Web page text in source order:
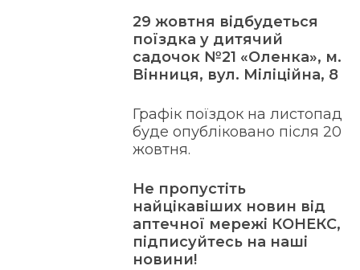
29 жовтня відбудеться
поїздка у дитячий
садочок №21 «Оленка», м.
Вінниця, вул. Міліційна, 8
Графік поїздок на листопад
буде опубліковано після 20
жовтня.
Не пропустіть
найцікавіших новин від
аптечної мережі КОНЕКС,
підписуйтесь на наші
новини!